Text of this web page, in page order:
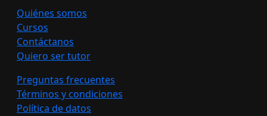
Quiénes somos
Cursos
Contáctanos
Quiero ser tutor
Preguntas frecuentes
Términos y condiciones
Política de datos